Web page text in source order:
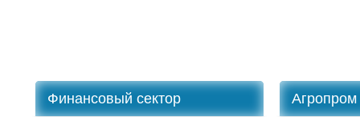
Финансовый сектор Агропром